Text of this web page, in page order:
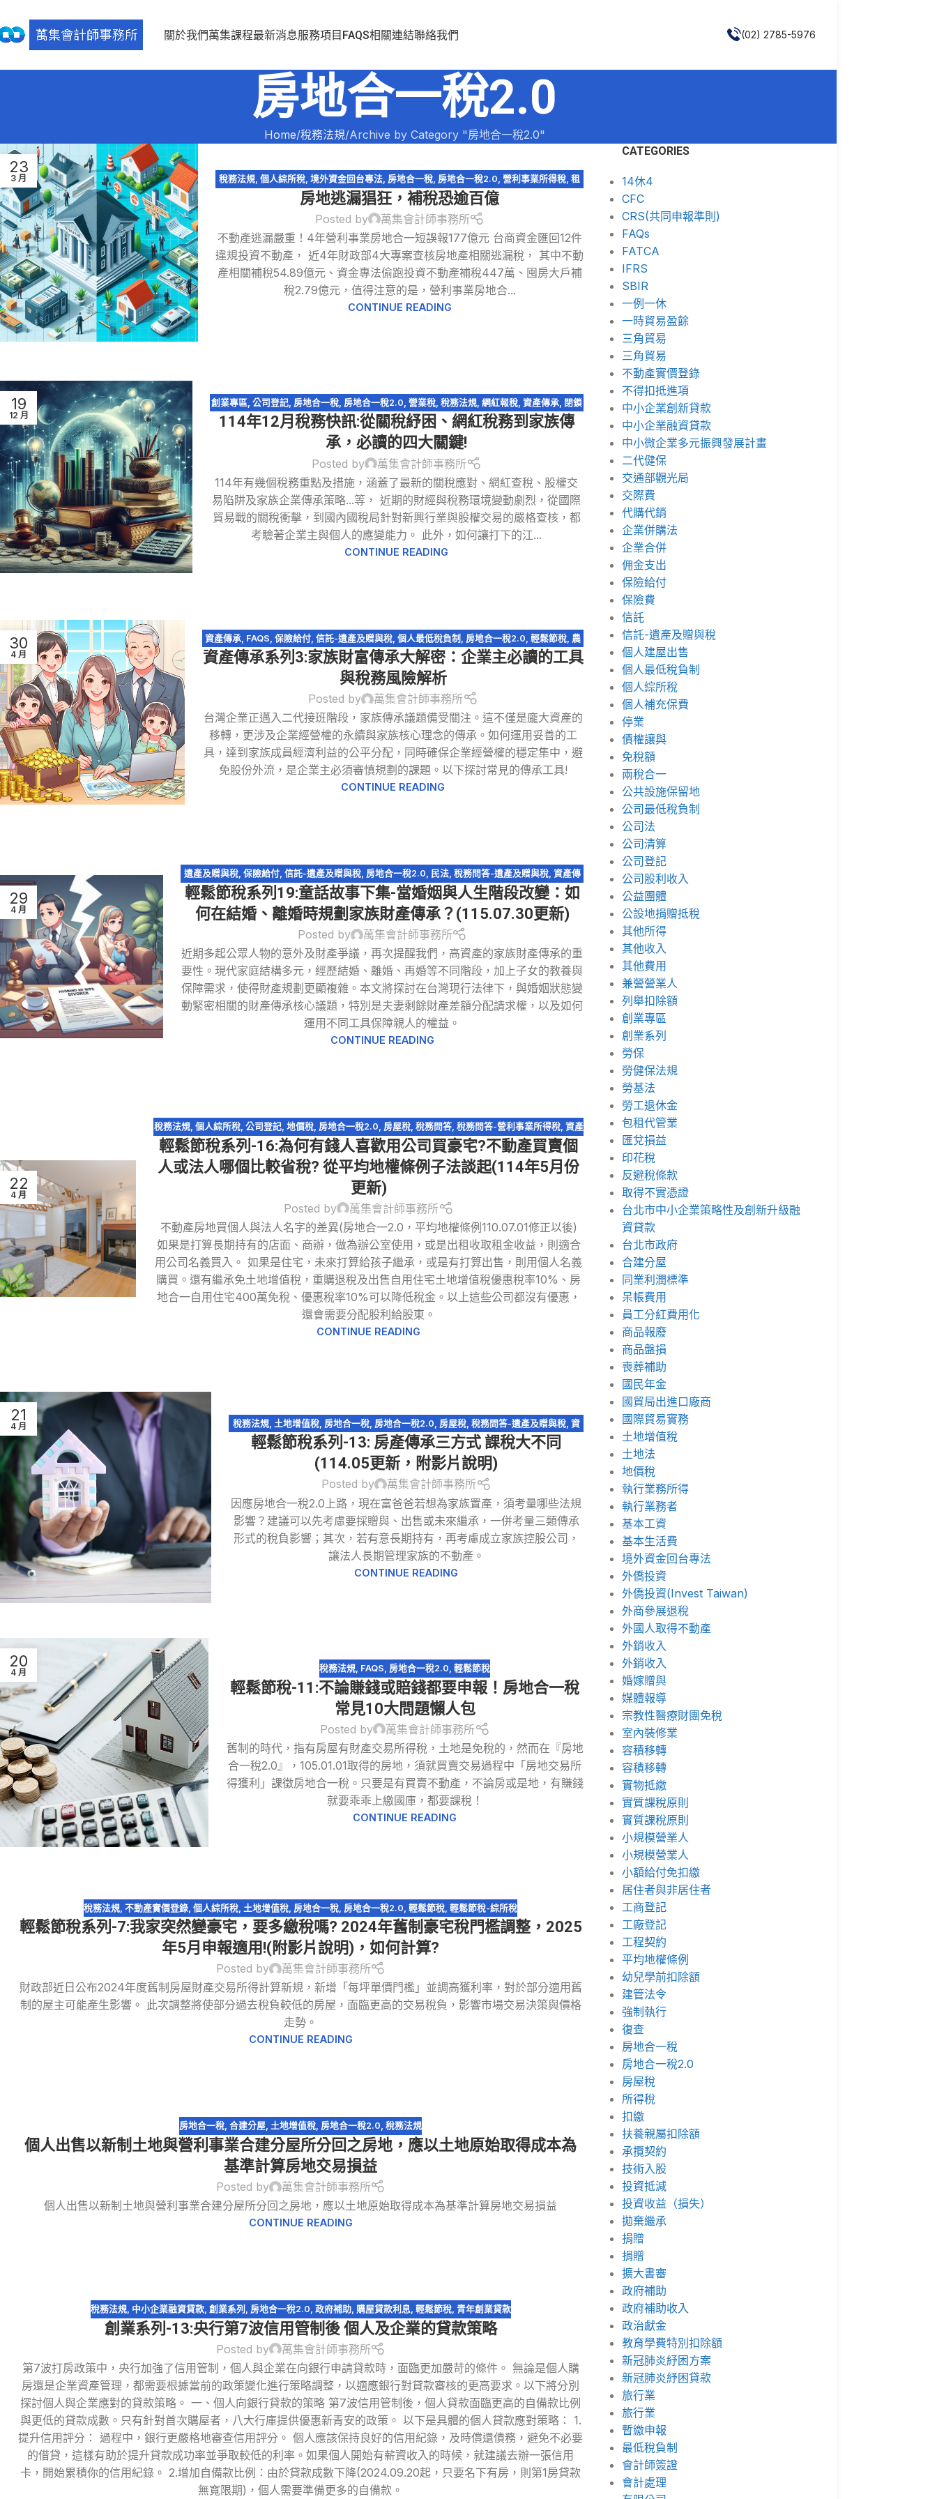
關於我們萬集課程最新消息服務項目 FAQS相關連結聯絡我們 (02) 2785-5976
房地合一稅2.0
Home 稅務法規 Archive by Category "房地合一稅2.0"
23
3 月 稅務法規,個人綜所稅,境外資金回台專法, 房地合一稅, 房地合一稅2.0,營利事業所得稅,租
賃所得,證券交易所得
房地逃漏猖狂，補稅恐逾百億
Posted by
萬集會計師事務所
不動產逃漏嚴重！4年營利事業房地合一短誤報177億元 台商資金匯回12件
違規投資不動產， 近4年財政部4大專案查核房地產相關逃漏稅， 其中不動
產相關補稅54.89億元、資金專法偷跑投資不動產補稅447萬、囤房大戶補
稅2.79億元，值得注意的是，營利事業房地合...
CONTINUE READING
19
12 月
創業專區 公司登記, 房地合一稅, 房地合一稅2.0 營業稅, 稅務法規, 網紅報稅, 資產傳承, 閉鎖
型股份有限公司
114年12月稅務快訊:從關稅紓困、網紅稅務到家族傳
承，必讀的四大關鍵!
Posted by
萬集會計師事務所
114年有幾個稅務重點及措施，涵蓋了最新的關稅應對、網紅查稅、股權交
易陷阱及家族企業傳承策略...等， 近期的財經與稅務環境變動劇烈，從國際
貿易戰的關稅衝擊，到國內國稅局針對新興行業與股權交易的嚴格查核，都
考驗著企業主與個人的應變能力。 此外，如何讓打下的江...
CONTINUE READING
30
4 月
資產傳承 FAQS ,保險給付 ,信託-遺產及贈與稅 ,個人最低稅負制 房地合一稅2.0 ,輕鬆節稅 農
地,遺產及贈與稅,遺產特留分,閉鎖型股份有限公司
資產傳承系列3:家族財富傳承大解密：企業主必讀的工具
與稅務風險解析
Posted by
萬集會計師事務所
台灣企業正邁入二代接班階段，家族傳承議題備受關注。這不僅是龐大資產的
移轉，更涉及企業經營權的永續與家族核心理念的傳承。如何運用妥善的工
具，達到家族成員經濟利益的公平分配，同時確保企業經營權的穩定集中，避
免股份外流，是企業主必須審慎規劃的課題。以下探討常見的傳承工具!
CONTINUE READING
29
4 月
遺產及贈與稅, 保險給付, 信託-遺產及贈與稅, 房地合一稅2.0, 民法, 稅務問答-遺產及贈與稅, 資產傳
承,輕鬆節稅, 農地,遺產特留分,配偶剩餘財產差額分配請求權 ,閉鎖型股份有限公司
輕鬆節稅系列19:童話故事下集-當婚姻與人生階段改變：如
何在結婚、離婚時規劃家族財產傳承？(115.07.30更新)
Posted by
萬集會計師事務所
近期多起公眾人物的意外及財產爭議，再次提醒我們，高資產的家族財產傳承的重
要性。現代家庭結構多元，經歷結婚、離婚、再婚等不同階段，加上子女的教養與
保障需求，使得財產規劃更顯複雜。本文將探討在台灣現行法律下，與婚姻狀態變
動緊密相關的財產傳承核心議題，特別是夫妻剩餘財產差額分配請求權，以及如何
運用不同工具保障親人的權益。
CONTINUE READING
22
4 月
稅務法規, 個人綜所稅, 公司登記, 地價稅, 房地合一稅2.0, 房屋稅, 稅務問答, 稅務問答-營利事業所得稅, 資產
傳承,輕鬆節稅
輕鬆節稅系列-16:為何有錢人喜歡用公司買豪宅?不動產買賣個
人或法人哪個比較省稅? 從平均地權條例子法談起(114年5月份
更新)
Posted by
萬集會計師事務所
不動產房地買個人與法人名字的差異(房地合一2.0，平均地權條例110.07.01修正以後)
如果是打算長期持有的店面、商辦，做為辦公室使用，或是出租收取租金收益，則適合
用公司名義買入。 如果是住宅，未來打算給孩子繼承，或是有打算出售，則用個人名義
購買。還有繼承免土地增值稅，重購退稅及出售自用住宅土地增值稅優惠稅率10%、房
地合一自用住宅400萬免稅、優惠稅率10%可以降低稅金。以上這些公司都沒有優惠，
還會需要分配股利給股東。
CONTINUE READING
21
4 月 稅務法規, 土地增值稅, 房地合一稅, 房地合一稅2.0 房屋稅, 稅務問答-遺產及贈與稅, 資
產傳承 輕鬆節稅,遺產及贈與稅
輕鬆節稅系列-13: 房產傳承三方式 課稅大不同
(114.05更新，附影片說明)
Posted by
萬集會計師事務所
因應房地合一稅2.0上路，現在富爸爸若想為家族置產，須考量哪些法規
影響？建議可以先考慮要採贈與、出售或未來繼承，一併考量三類傳承
形式的稅負影響；其次，若有意長期持有，再考慮成立家族控股公司，
讓法人長期管理家族的不動產。
CONTINUE READING
20
4 月 稅務法規, FAQS, 房地合一稅2.0,輕鬆節稅
輕鬆節稅-11:不論賺錢或賠錢都要申報！房地合一稅
常見10大問題懶人包
Posted by
萬集會計師事務所
舊制的時代，指有房屋有財產交易所得稅，土地是免稅的，然而在『房地
合一稅2.0』，105.01.01取得的房地，須就買賣交易過程中「房地交易所
得獲利」課徵房地合一稅。只要是有買賣不動產，不論房或是地，有賺錢
就要乖乖上繳國庫，都要課稅！
CONTINUE READING
07
3 月
稅務法規 ,不動產實價登錄 ,個人綜所稅 土地增值稅 房地合一稅 房地合一稅2.0 ,輕鬆節稅 ,輕鬆節稅-綜所稅
輕鬆節稅系列-7:我家突然變豪宅，要多繳稅嗎? 2024年舊制豪宅稅門檻調整，2025
年5月申報適用!(附影片說明)，如何計算?
Posted by
萬集會計師事務所
財政部近日公布2024年度舊制房屋財產交易所得計算新規，新增「每坪單價門檻」並調高獲利率，對於部分適用舊
制的屋主可能產生影響。 此次調整將使部分過去稅負較低的房屋，面臨更高的交易稅負，影響市場交易決策與價格
走勢。
CONTINUE READING
房地合一稅,合建分屋,土地增值稅, 房地合一稅2.0,稅務法規
個人出售以新制土地與營利事業合建分屋所分回之房地，應以土地原始取得成本為
基準計算房地交易損益
Posted by
萬集會計師事務所
個人出售以新制土地與營利事業合建分屋所分回之房地，應以土地原始取得成本為基準計算房地交易損益
CONTINUE READING
24
9 月
稅務法規, 中小企業融資貸款, 創業系列 , 房地合一稅2.0, 政府補助, 購屋貸款利息, 輕鬆節稅, 青年創業貸款
創業系列-13:央行第7波信用管制後 個人及企業的貸款策略
Posted by
萬集會計師事務所
第7波打房政策中，央行加強了信用管制，個人與企業在向銀行申請貸款時，面臨更加嚴苛的條件。 無論是個人購
房還是企業資產管理，都需要根據當前的政策變化進行策略調整，以適應銀行對貸款審核的更高要求。以下將分別
探討個人與企業應對的貸款策略。 一、個人向銀行貸款的策略 第7波信用管制後，個人貸款面臨更高的自備款比例
與更低的貸款成數。只有針對首次購屋者，八大行庫提供優惠新青安的政策。 以下是具體的個人貸款應對策略： 1.
提升信用評分： 過程中，銀行更嚴格地審查信用評分。 個人應該保持良好的信用紀錄，及時償還債務，避免不必要
的借貸，這樣有助於提升貸款成功率並爭取較低的利率。如果個人開始有薪資收入的時候，就建議去辦一張信用
卡，開始累積你的信用紀錄。 2.增加自備款比例：由於貸款成數下降(2024.09.20起，只要名下有房，則第1房貸款
無寬限期)，個人需要準備更多的自備款。
CATEGORIES
14休4
CFC
CRS(共同申報準則)
FAQs
FATCA
IFRS
SBIR
一例一休
一時貿易盈餘
三角貿易
三角貿易
不動產實價登錄
不得扣抵進項
中小企業創新貸款
中小企業融資貸款
中小微企業多元振興發展計畫
二代健保
交通部觀光局
交際費
代購代銷
企業併購法
企業合併
佣金支出
保險給付
保險費
信託
信託-遺產及贈與稅
個人建屋出售
個人最低稅負制
個人綜所稅
個人補充保費
停業
債權讓與
免稅額
兩稅合一
公共設施保留地
公司最低稅負制
公司法
公司清算
公司登記
公司股利收入
公益團體
公設地捐贈抵稅
其他所得
其他收入
其他費用
兼營營業人
列舉扣除額
創業專區
創業系列
勞保
勞健保法規
勞基法
勞工退休金
包租代管業
匯兌損益
印花稅
反避稅條款
取得不實憑證
台北市中小企業策略性及創新升級融
資貸款
台北市政府
合建分屋
同業利潤標準
呆帳費用
員工分紅費用化
商品報廢
商品盤損
喪葬補助
國民年金
國貿局出進口廠商
國際貿易實務
土地增值稅
土地法
地價稅
執行業務所得
執行業務者
基本工資
基本生活費
境外資金回台專法
外僑投資
外僑投資(Invest Taiwan)
外商參展退稅
外國人取得不動產
外銷收入
外銷收入
婚嫁贈與
媒體報導
宗教性醫療財團免稅
室內裝修業
容積移轉
容積移轉
實物抵繳
實質課稅原則
實質課稅原則
小規模營業人
小規模營業人
小額給付免扣繳
居住者與非居住者
工商登記
工廠登記
工程契約
平均地權條例
幼兒學前扣除額
建管法令
強制執行
復查
房地合一稅
房地合一稅2.0
房屋稅
所得稅
扣繳
扶養親屬扣除額
承攬契約
技術入股
投資抵減
投資收益（損失）
拋棄繼承
捐贈
捐贈
擴大書審
政府補助
政府補助收入
政治獻金
教育學費特別扣除額
新冠肺炎紓困方案
新冠肺炎紓困貸款
旅行業
旅行業
暫繳申報
最低稅負制
會計師簽證
會計處理